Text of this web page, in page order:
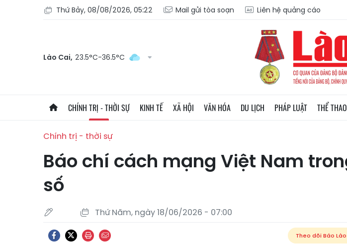
Thứ Bảy, 08/08/2026, 05:22 Mail gửi tòa soạn Liên hệ quảng cáo
Lào Cai, 23.5°C-36.5°C
CHÍNH TRỊ - THỜI SỰ KINH TẾ XÃ HỘI VĂN HÓA DU LỊCH PHÁP LUẬT THỂ THAO
Chính trị - thời sự
Báo chí cách mạng Việt Nam
số
Thứ Năm, ngày 18/06/2026 - 07:00
Theo dõi Báo